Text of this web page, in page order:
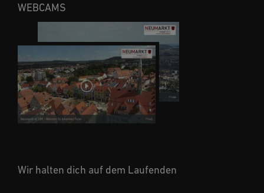
Wir halten dich auf dem Laufenden
WEBCAMS